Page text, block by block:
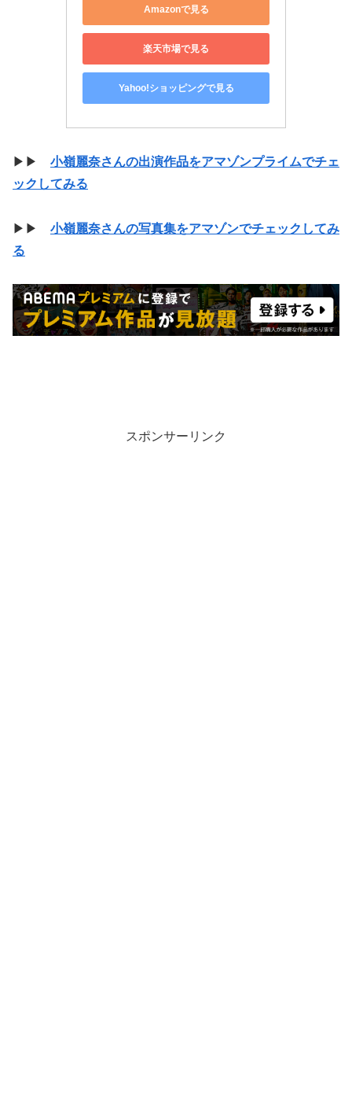
Amazonで見る
楽天市場で見る
Yahoo!ショッピングで見る
▶▶ 小嶺麗奈さんの出演作品をアマゾンプライムでチェ
ックしてみる
▶▶ 小嶺麗奈さんの写真集をアマゾンでチェックしてみ
る
スポンサーリンク